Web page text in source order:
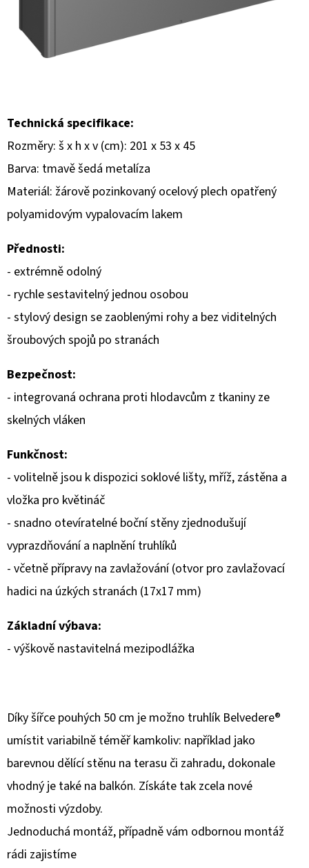
Technická specifikace:
Rozměry: š x h x v (cm): 201 x 53 x 45
Barva: tmavě šedá metalíza
Materiál: žárově pozinkovaný ocelový plech opatřený
polyamidovým vypalovacím lakem
Přednosti:
- extrémně odolný
- rychle sestavitelný jednou osobou
- stylový design se zaoblenými rohy a bez viditelných
šroubových spojů po stranách
Bezpečnost:
- integrovaná ochrana proti hlodavcům z tkaniny ze
skelných vláken
Funkčnost:
- volitelně jsou k dispozici soklové lišty, mříž, zástěna a
vložka pro květináč
- snadno otevíratelné boční stěny zjednodušují
vyprazdňování a naplnění truhlíků
- včetně přípravy na zavlažování (otvor pro zavlažovací
hadici na úzkých stranách (17x17 mm)
Základní výbava:
- výškově nastavitelná mezipodlážka
Díky šířce pouhých 50 cm je možno truhlík Belvedere®
umístit variabilně téměř kamkoliv: například jako
barevnou dělící stěnu na terasu či zahradu, dokonale
vhodný je také na balkón. Získáte tak zcela nové
možnosti výzdoby.
Jednoduchá montáž, případně vám odbornou montáž
rádi zajistíme
J
Í
T
?
HLEDAT
D
P
O
R
U
Č
J
E
M
E